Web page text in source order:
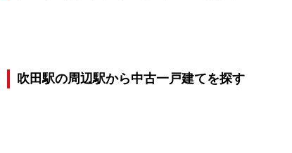
吹田駅の周辺駅から中古一戸建てを探す